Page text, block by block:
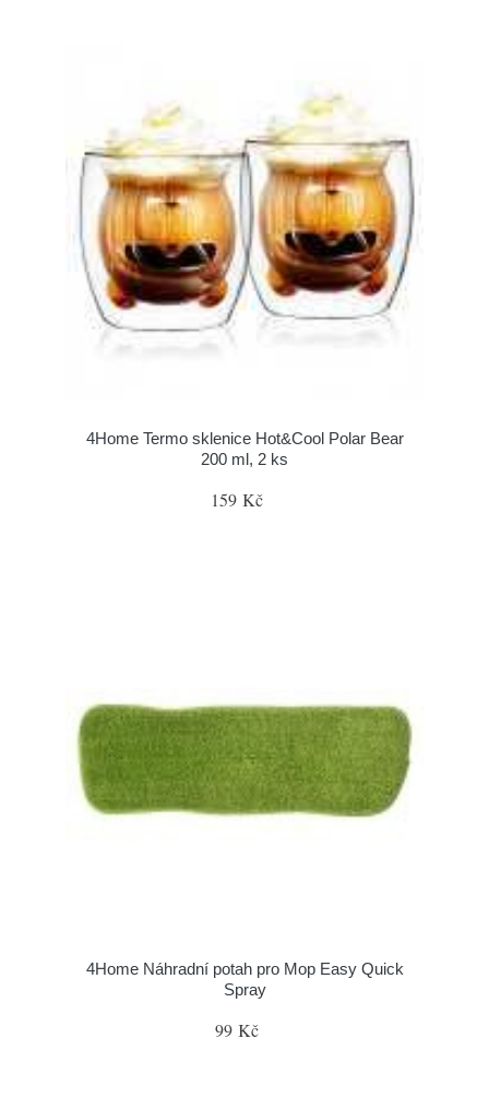
4Home Termo sklenice Hot&Cool Polar Bear
200 ml, 2 ks
159 Kč
4Home Náhradní potah pro Mop Easy Quick
Spray
99 Kč